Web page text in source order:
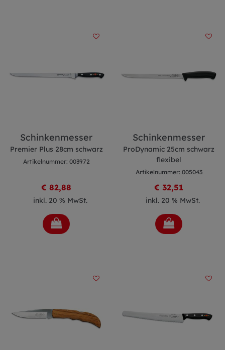
Schinkenmesser
Premier Plus 28cm schwarz
Artikelnummer: 003972
€ 82,88
inkl. 20 % MwSt.
Schinkenmesser
ProDynamic 25cm schwarz
flexibel
Artikelnummer: 005043
€ 32,51
inkl. 20 % MwSt.